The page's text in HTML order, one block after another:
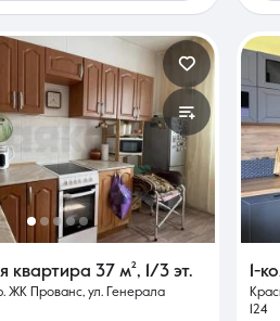
квартира 37 м², 1/3 эт.
ЖК Прованс, ул. Генерала
1-
124